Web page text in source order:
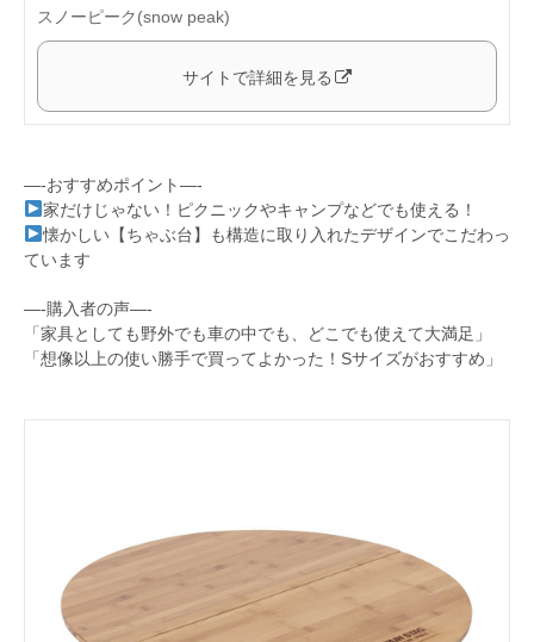
スノーピーク(snow peak)
サイトで詳細を見る
—-おすすめポイント—-
家だけじゃない！ピクニックやキャンプなどでも使える！
懐かしい【ちゃぶ台】も構造に取り入れたデザインでこだわっ
ています
—-購入者の声—-
「家具としても野外でも車の中でも、どこでも使えて大満足」
「想像以上の使い勝手で買ってよかった！Sサイズがおすすめ」